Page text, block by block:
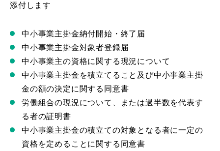
添付します
中小事業主掛金納付開始・終了届
中小事業主掛金対象者登録届
中小事業主の資格に関する現況について
中小事業主掛金を積立てること及び中小事業主掛
金の額の決定に関する同意書
労働組合の現況について、または過半数を代表す
る者の証明書
中小事業主掛金の積立ての対象となる者に一定の
資格を定めることに関する同意書